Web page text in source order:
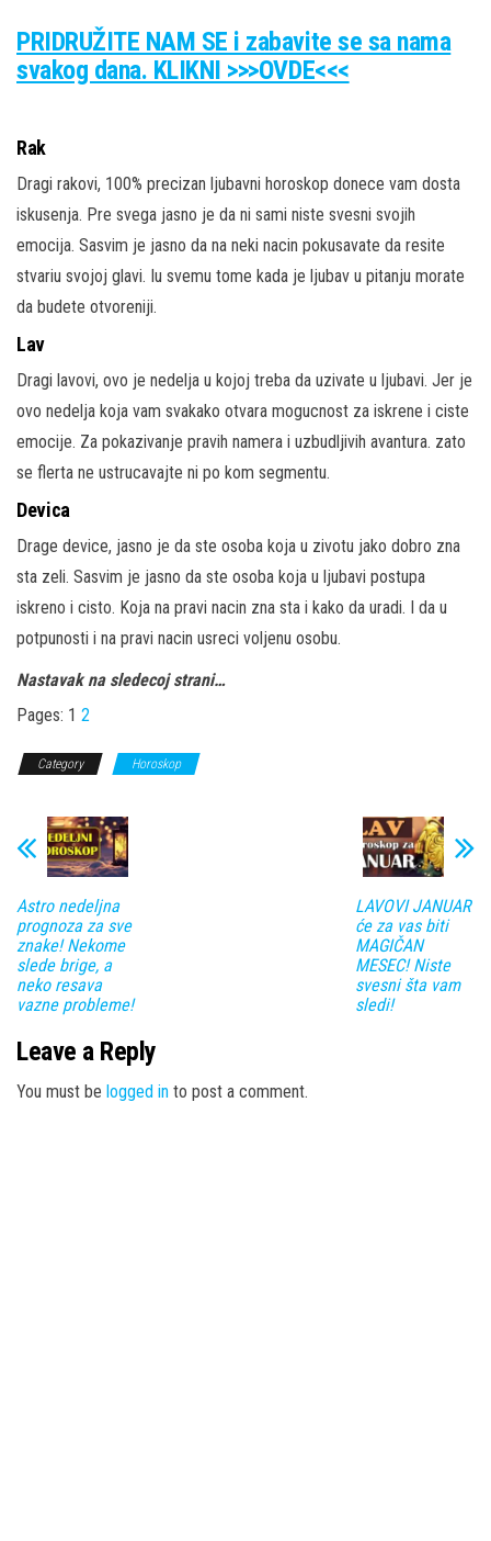
PRIDRUŽITE NAM SE i zabavite se sa nama
svakog dana. KLIKNI >>>OVDE<<<
Rak
Dragi rakovi, 100% precizan ljubavni horoskop donece vam dosta
iskusenja. Pre svega jasno je da ni sami niste svesni svojih
emocija. Sasvim je jasno da na neki nacin pokusavate da resite
stvariu svojoj glavi. Iu svemu tome kada je ljubav u pitanju morate
da budete otvoreniji.
Lav
Dragi lavovi, ovo je nedelja u kojoj treba da uzivate u ljubavi. Jer je
ovo nedelja koja vam svakako otvara mogucnost za iskrene i ciste
emocije. Za pokazivanje pravih namera i uzbudljivih avantura. zato
se flerta ne ustrucavajte ni po kom segmentu.
Devica
Drage device, jasno je da ste osoba koja u zivotu jako dobro zna
sta zeli. Sasvim je jasno da ste osoba koja u ljubavi postupa
iskreno i cisto. Koja na pravi nacin zna sta i kako da uradi. I da u
potpunosti i na pravi nacin usreci voljenu osobu.
Nastavak na sledecoj strani…
Pages: 1 2
Category Horoskop
Astro nedeljna
prognoza za sve
znake! Nekome
slede brige, a
neko resava
vazne probleme!
LAVOVI JANUAR
će za vas biti
MAGIČAN
MESEC! Niste
svesni šta vam
sledi!
Leave a Reply
You must be logged in to post a comment.